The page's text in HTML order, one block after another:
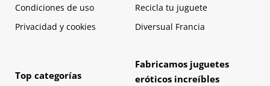
Condiciones de uso
Privacidad y cookies
Recicla tu juguete
Diversual Francia
Top categorías
Fabricamos juguetes
eróticos increíbles